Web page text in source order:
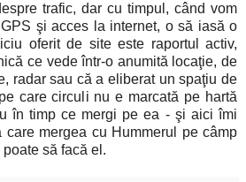
trafic, dar cu timpul, când vom
şi acces la internet, o să iasă o
oferit de site este raportul activ,
ce vede într-o anumită locaţie, de
radar sau că a eliberat un spaţiu de
care circuli nu e marcată pe hartă
în timp ce mergi pe ea - şi aici îmi
care mergea cu Hummerul pe câmp
să facă el.